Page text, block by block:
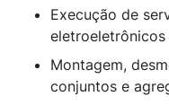
Execução de
eletroeletrônicos
Montagem,
conjuntos e